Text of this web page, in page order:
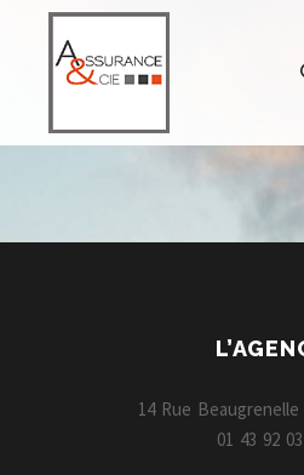
14 Rue Beaugrenelle
01 43 92